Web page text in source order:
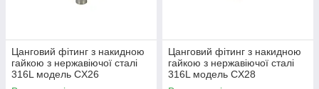
Цанговий фітинг з накидною
гайкою з нержавіючої сталі
316L модель CX26
Цанговий фітинг з накидною
гайкою з нержавіючої сталі
316L модель CX28